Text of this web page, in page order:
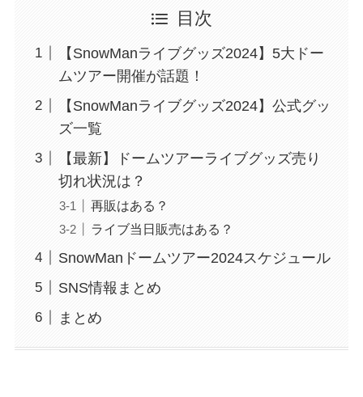
目次
【SnowManライブグッズ2024】5大ドー
ムツアー開催が話題！
【SnowManライブグッズ2024】公式グッ
ズ一覧
【最新】ドームツアーライブグッズ売り
切れ状況は？
再販はある？
ライブ当日販売はある？
SnowManドームツアー2024スケジュール
SNS情報まとめ
まとめ